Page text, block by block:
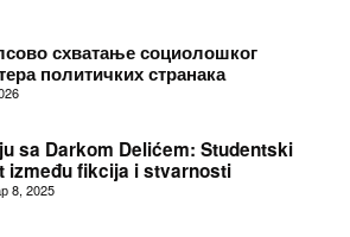
схватање социолошког
политичких странака
sa Darkom Delićem: Studentski
između fikcija i stvarnosti
8, 2025